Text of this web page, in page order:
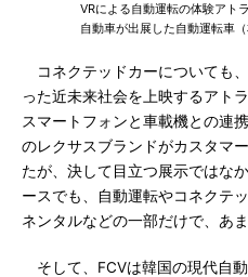
VRによる自動運転の体験アト
自動車が出展した自動運転車
コネクテッドカーについても
った近未来社会を上映するアト
スマートフォンと車載機との連
のレクサスブランドがカスタマ
たが、決して目立つ展示ではな
ースでも、自動運転やコネクテ
ネンタルなどの一部だけで、あ
そして、FCVは韓国の現代自